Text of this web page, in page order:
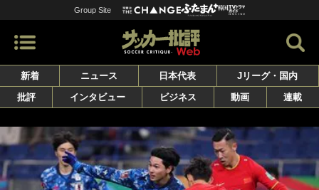
Group Site
新着 ニュース 日本代表
Jリーグ・国内
批評
インタビュー ビジネス 動画 連載